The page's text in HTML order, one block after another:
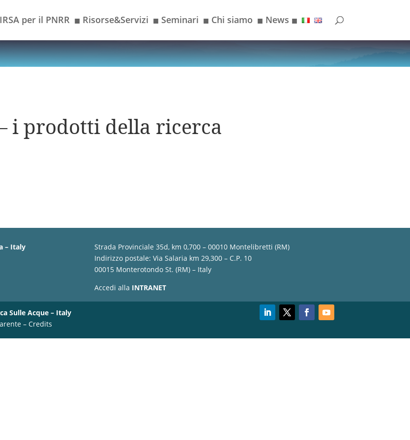
IRSA per il PNRR ■ Risorse&Servizi ■ Seminari ■ Chi siamo ■ News ■
i prodotti della ricerca
– Italy
Strada Provinciale 35d, km 0,700 – 00010 Montelibretti (RM)
Indirizzo postale: Via Salaria km 29,300 – C.P. 10
00015 Monterotondo St. (RM) – Italy
Accedi alla INTRANET
Sulle Acque – Italy
–Credits